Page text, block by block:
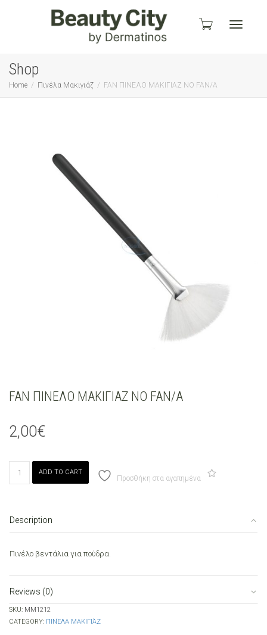
Shop
Home Πινέλα Μακιγιάζ FAN ΠΙΝΕΛΟ ΜΑΚΙΓΙΑΖ ΝΟ FAN/A
FAN ΠΙΝΕΛΟ ΜΑΚΙΓΙΑΖ ΝΟ FAN/A
2,00€
ΠΙΝΕΛΟ
quantity
ADD TO CART
Προσθήκη στα αγαπημένα
Description
Πινέλο βεντάλια για πούδρα.
Reviews (0)
SKU: MM1212
CATEGORY: ΠΙΝΈΛΑ ΜΑΚΙΓΙΆΖ